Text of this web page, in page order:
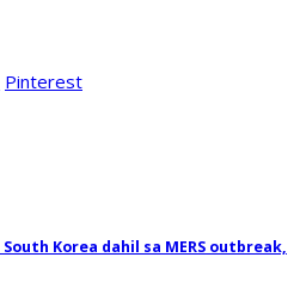
Pinterest
Korea dahil sa MERS outbreak,